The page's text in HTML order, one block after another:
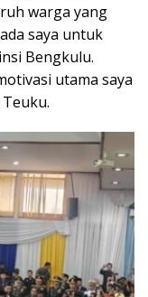
warga yang
saya untuk
Bengkulu.
utama saya